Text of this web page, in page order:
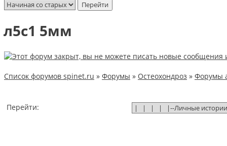
л5с1 5мм
Список форумов spinet.ru » Форумы » Остеохондроз » Форумы
Перейти: